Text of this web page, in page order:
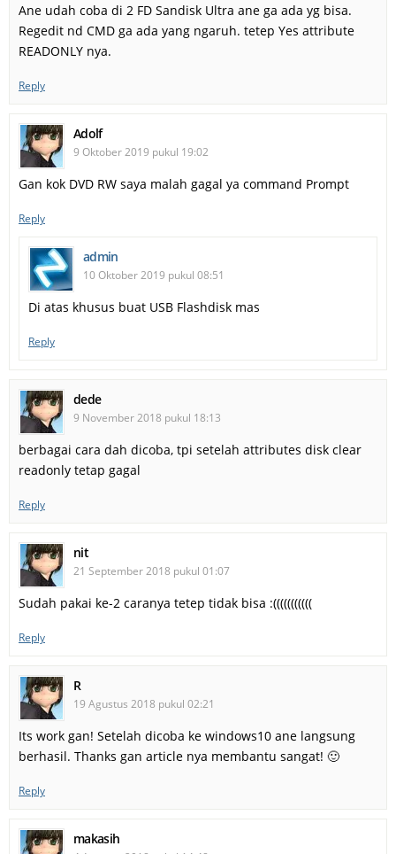
Ane udah coba di 2 FD Sandisk Ultra ane ga ada yg bisa.
Regedit nd CMD ga ada yang ngaruh. tetep Yes attribute
READONLY nya.
Reply
Adolf
9 Oktober 2019 pukul 19:02
Gan kok DVD RW saya malah gagal ya command Prompt
Reply
admin
10 Oktober 2019 pukul 08:51
Di atas khusus buat USB Flashdisk mas
Reply
dede
9 November 2018 pukul 18:13
berbagai cara dah dicoba, tpi setelah attributes disk clear
readonly tetap gagal
Reply
nit
21 September 2018 pukul 01:07
Sudah pakai ke-2 caranya tetep tidak bisa :(((((((((((
Reply
R
19 Agustus 2018 pukul 02:21
Its work gan! Setelah dicoba ke windows10 ane langsung
berhasil. Thanks gan article nya membantu sangat! 🙂
Reply
makasih